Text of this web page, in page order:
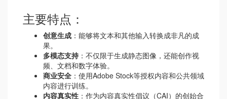
主要特点：
创意生成 ：能够将文本和其他输入转换成非凡的成
果。
多模态支持 ：不仅限于生成静态图像，还能创作视
频、文档和数字体验。
商业安全 ：使用Adobe Stock等授权内容和公共领域
内容进行训练。
内容真实性 ：作为内容真实性倡议（CAI）的创始合